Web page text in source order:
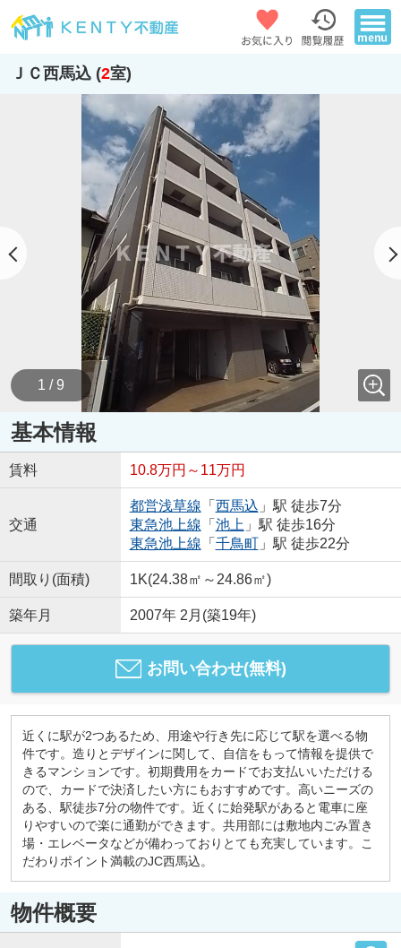
ＪＣ西馬込 (2室)
1 / 9
基本情報
賃料 10.8万円～11万円
交通
都営浅草線 「 西馬込 」駅 徒歩7分
東急池上線 「 池上 」駅 徒歩16分
東急池上線 「 千鳥町」駅 徒歩22分
間取り(面積) 1K(24.38㎡～24.86㎡)
築年月 2007年 2月(築19年)
お問い合わせ(無料)
近くに駅が2つあるため、用途や行き先に応じて駅を選べる物
件です。造りとデザインに関して、自信をもって情報を提供で
きるマンションです。初期費用をカードでお支払いいただける
ので、カードで決済したい方にもおすすめです。高いニーズの
ある、駅徒歩7分の物件です。近くに始発駅があると電車に座
りやすいので楽に通勤ができます。共用部には敷地内ごみ置き
場・エレベータなどが備わっておりとても充実しています。こ
だわりポイント満載のJC西馬込。
物件概要